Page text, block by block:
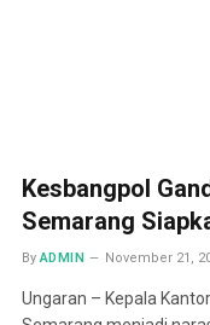
Kesbangpol
Semarang
By ADMIN November 21,
Ungaran – Kepala